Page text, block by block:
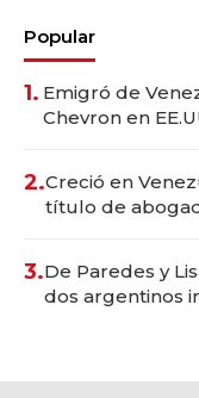
Popular
1. Emigró de
Chevron en
2.Creció en
título de
3.De Paredes y
dos argentinos